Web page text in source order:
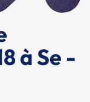
à Se -